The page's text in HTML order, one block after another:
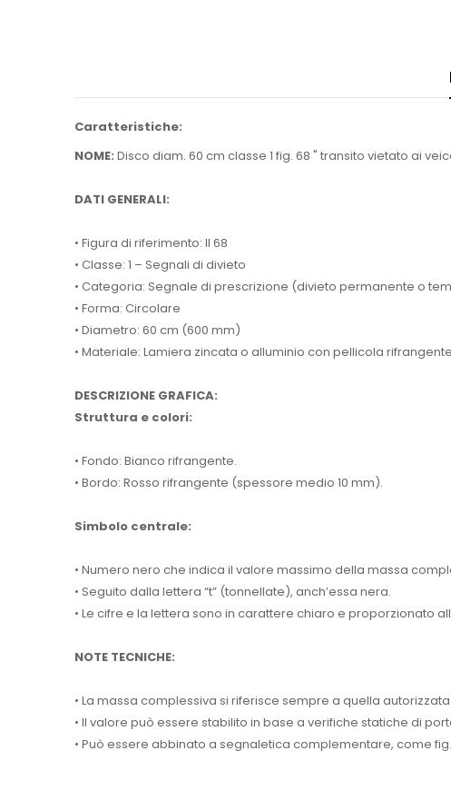
Caratteristiche:
NOME: Disco diam. 60 cm classe 1 fig. 68 " transito vietato ai
DATI GENERALI:
• Figura di riferimento: II 68
• Classe: 1 – Segnali di divieto
• Categoria: Segnale di prescrizione (divieto permanente o
• Forma: Circolare
• Diametro: 60 cm (600 mm)
• Materiale: Lamiera zincata o alluminio con pellicola
DESCRIZIONE GRAFICA:
Struttura e colori:
• Fondo: Bianco rifrangente.
• Bordo: Rosso rifrangente (spessore medio 10 mm).
Simbolo centrale:
• Numero nero che indica il valore massimo della massa
• Seguito dalla lettera “t” (tonnellate), anch’essa nera.
• Le cifre e la lettera sono in carattere chiaro e proporzionato
NOTE TECNICHE:
• La massa complessiva si riferisce sempre a quella
• Il valore può essere stabilito in base a verifiche statiche di
• Può essere abbinato a segnaletica complementare, come